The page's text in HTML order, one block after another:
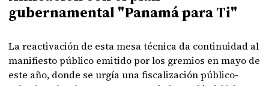
gubernamental "Panamá para Ti"
La reactivación de esta mesa técnica da continuidad al
manifiesto público emitido por los gremios en mayo de
este año, donde se urgía una fiscalización público-